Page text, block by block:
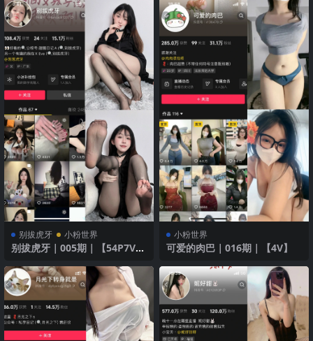
别拔虎牙 小粉世界
别拔虎牙｜005期｜【54P7V】
小粉世界
可爱的肉巴｜016期｜【4V】